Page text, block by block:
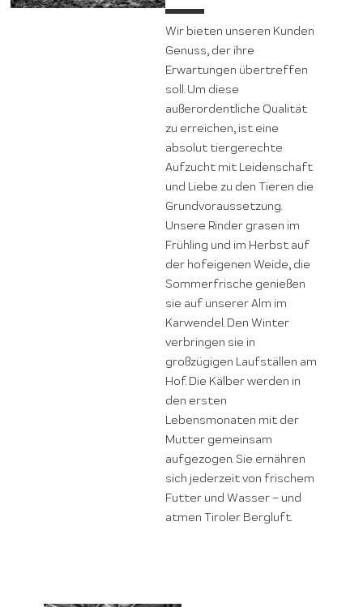
Wir bieten unseren Kunden
Genuss, der ihre
Erwartungen übertreffen
soll. Um diese
außerordentliche Qualität
zu erreichen, ist eine
absolut tiergerechte
Aufzucht mit Leidenschaft
und Liebe zu den Tieren die
Grundvoraussetzung.
Unsere Rinder grasen im
Frühling und im Herbst auf
der hofeigenen Weide, die
Sommerfrische genießen
sie auf unserer Alm im
Karwendel. Den Winter
verbringen sie in
großzügigen Laufställen am
Hof. Die Kälber werden in
den ersten
Lebensmonaten mit der
Mutter gemeinsam
aufgezogen. Sie ernähren
sich jederzeit von frischem
Futter und Wasser – und
atmen Tiroler Bergluft.